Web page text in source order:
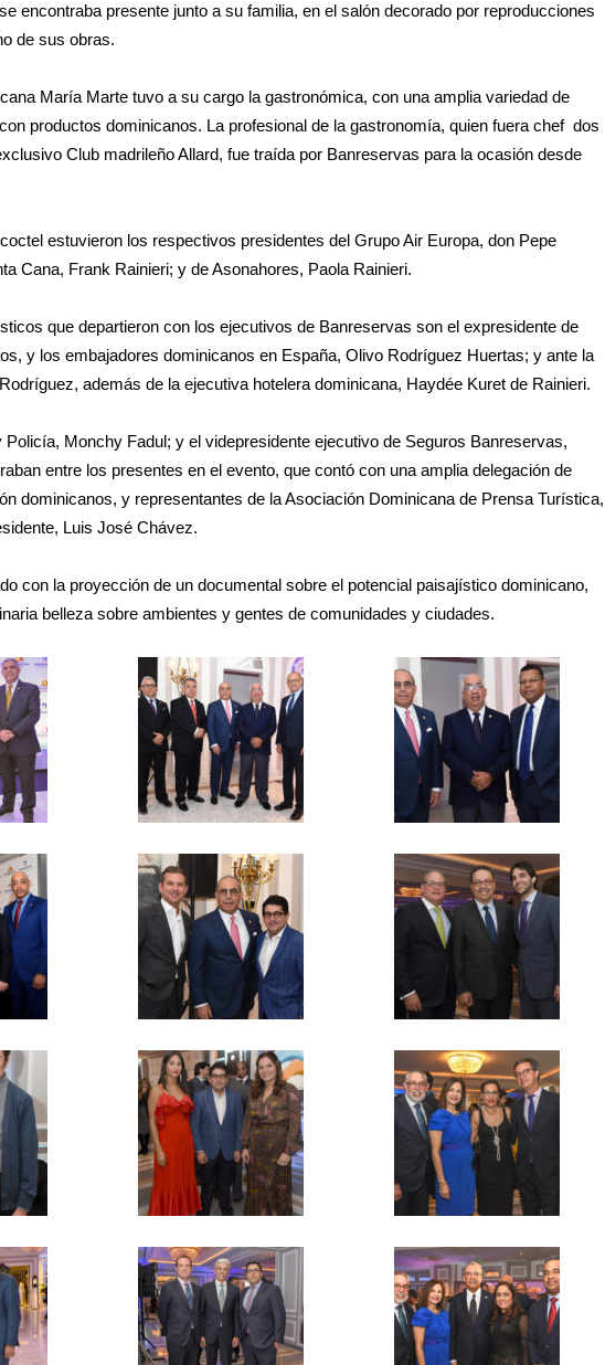
encontraba presente junto a su familia, en el salón decorado por reproducciones
de sus obras.
María Marte tuvo a su cargo la gastronómica, con una amplia variedad de
productos dominicanos. La profesional de la gastronomía, quien fuera chef dos
Club madrileño Allard, fue traída por Banreservas para la ocasión desde
estuvieron los respectivos presidentes del Grupo Air Europa, don Pepe
Cana, Frank Rainieri; y de Asonahores, Paola Rainieri.
que departieron con los ejecutivos de Banreservas son el expresidente de
y los embajadores dominicanos en España, Olivo Rodríguez Huertas; y ante la
además de la ejecutiva hotelera dominicana, Haydée Kuret de Rainieri.
Policía, Monchy Fadul; y el videpresidente ejecutivo de Seguros Banreservas,
entre los presentes en el evento, que contó con una amplia delegación de
dominicanos, y representantes de la Asociación Dominicana de Prensa Turística,
Luis José Chávez.
con la proyección de un documental sobre el potencial paisajístico dominicano,
belleza sobre ambientes y gentes de comunidades y ciudades.